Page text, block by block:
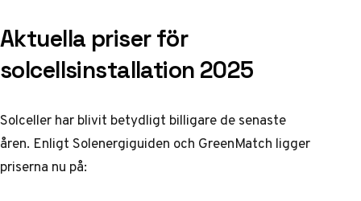
Aktuella priser för
solcellsinstallation 2025
Solceller har blivit betydligt billigare de senaste
åren. EnligtSolenergiguiden och GreenMatch ligger
priserna nu på: